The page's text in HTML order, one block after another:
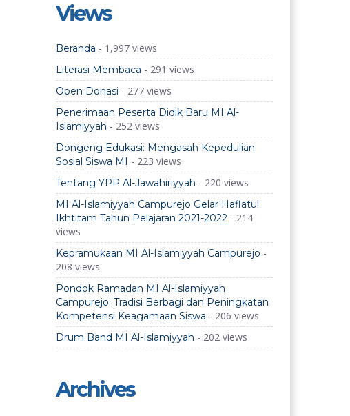
Views
Beranda - 1,997 views
Literasi Membaca - 291 views
Open Donasi - 277 views
Penerimaan Peserta Didik Baru MI Al-
Islamiyyah - 252 views
Dongeng Edukasi: Mengasah Kepedulian
Sosial Siswa MI - 223 views
Tentang YPP Al-Jawahiriyyah - 220 views
MI Al-Islamiyyah Campurejo Gelar Haflatul
Ikhtitam Tahun Pelajaran 2021-2022 - 214
views
Kepramukaan MI Al-Islamiyyah Campurejo -
208 views
Pondok Ramadan MI Al-Islamiyyah
Campurejo: Tradisi Berbagi dan Peningkatan
Kompetensi Keagamaan Siswa - 206 views
Drum Band MI Al-Islamiyyah - 202 views
Archives